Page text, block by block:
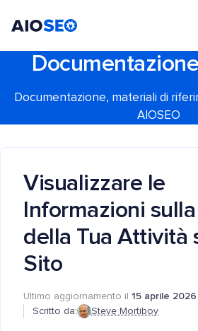
Documentazione, materiali di
AIOSEO
Visualizzare le
Informazioni
della Tua Attività
Sito
Ultimo aggiornamento il 15 aprile 2026
Scritto da:
Steve Mortiboy